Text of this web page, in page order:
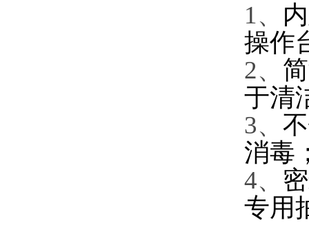
1、
操作
2、
于清
3、
消毒
4、
专用